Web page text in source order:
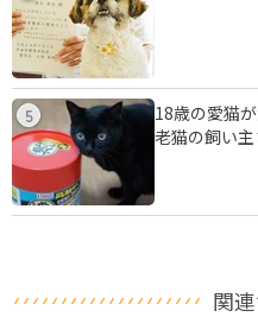
5
18歳の愛猫
老猫の飼い
関